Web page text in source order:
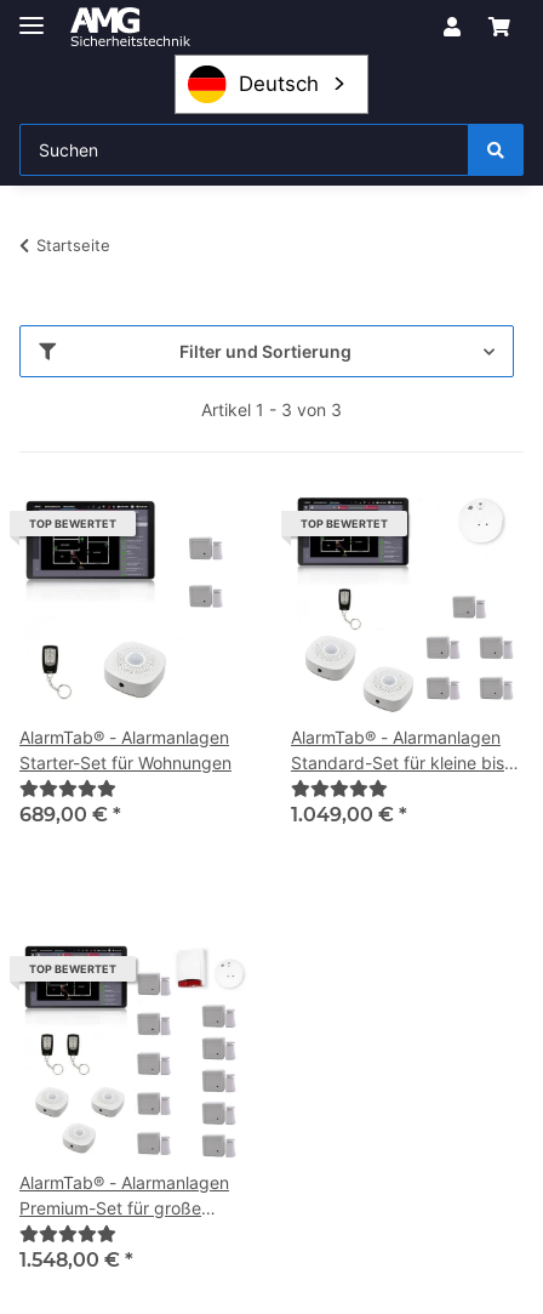
Deutsch
Startseite
Filter und Sortierung
Artikel 1 - 3 von 3
TOP BEWERTET
AlarmTab® - Alarmanlagen
Starter-Set für Wohnungen
689,00 € *
TOP BEWERTET
AlarmTab® - Alarmanlagen
Standard-Set für kleine bis
mittlere Häuser
1.049,00 € *
TOP BEWERTET
AlarmTab® - Alarmanlagen
Premium-Set für große
Häuser
1.548,00 € *